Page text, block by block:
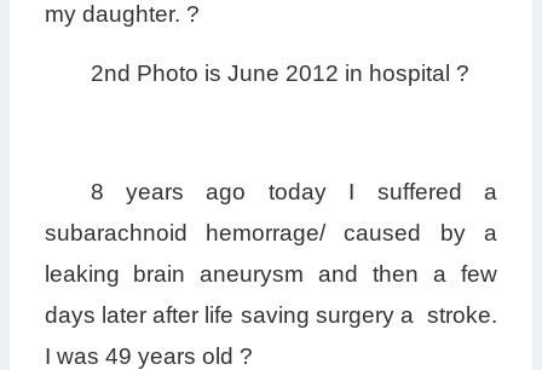
my daughter. ?
2nd Photo is June 2012 in hospital ?
8 years ago today I suffered a
subarachnoid hemorrage/ caused by a
leaking brain aneurysm and then a few
days later after life saving surgery a stroke.
I was 49 years old ?